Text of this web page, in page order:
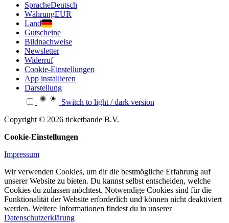
SpracheDeutsch
WährungEUR
Land
Gutscheine
Bildnachweise
Newsletter
Widerruf
Cookie-Einstellungen
App installieren
Darstellung
Switch to light / dark version
Copyright © 2026 ticketbande B.V.
Cookie-Einstellungen
Impressum
Wir verwenden Cookies, um dir die bestmögliche Erfahrung auf
unserer Website zu bieten. Du kannst selbst entscheiden, welche
Cookies du zulassen möchtest. Notwendige Cookies sind für die
Funktionalität der Website erforderlich und können nicht deaktiviert
werden. Weitere Informationen findest du in unserer
Datenschutzerklärung